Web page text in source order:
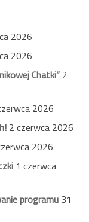
2026
2026
Chatki” 2
2026
2 czerwca 2026
2026
1 czerwca
programu 31